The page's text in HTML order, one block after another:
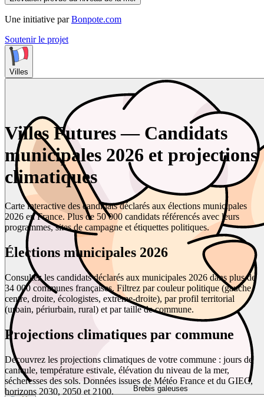
Une initiative par Bonpote.com
Soutenir le projet
Villes
Brebis galeuses
Villes Futures — Candidats
municipales 2026 et projections
climatiques
Carte interactive des candidats déclarés aux élections municipales
2026 en France. Plus de 50 000 candidats référencés avec leurs
programmes, sites de campagne et étiquettes politiques.
Élections municipales 2026
Consultez les candidats déclarés aux municipales 2026 dans plus de
34 000 communes françaises. Filtrez par couleur politique (gauche,
centre, droite, écologistes, extrême-droite), par profil territorial
(urbain, périurbain, rural) et par taille de commune.
Projections climatiques par commune
Découvrez les projections climatiques de votre commune : jours de
canicule, température estivale, élévation du niveau de la mer,
sécheresses des sols. Données issues de Météo France et du GIEC,
horizons 2030, 2050 et 2100.